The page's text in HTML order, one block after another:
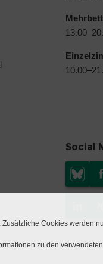
Social
Cookies werden
zu den